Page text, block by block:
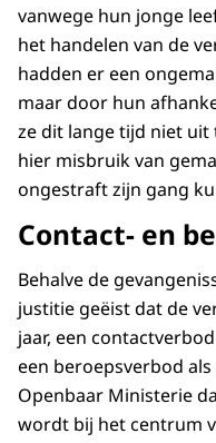
vanwege hun jonge
het handelen van de
hadden er een
maar door hun
ze dit lange tijd niet
hier misbruik van
ongestraft zijn gang
Contact- en
Behalve de
justitie geëist dat de
jaar, een
een beroepsverbod
Openbaar Ministerie
wordt bij het centrum